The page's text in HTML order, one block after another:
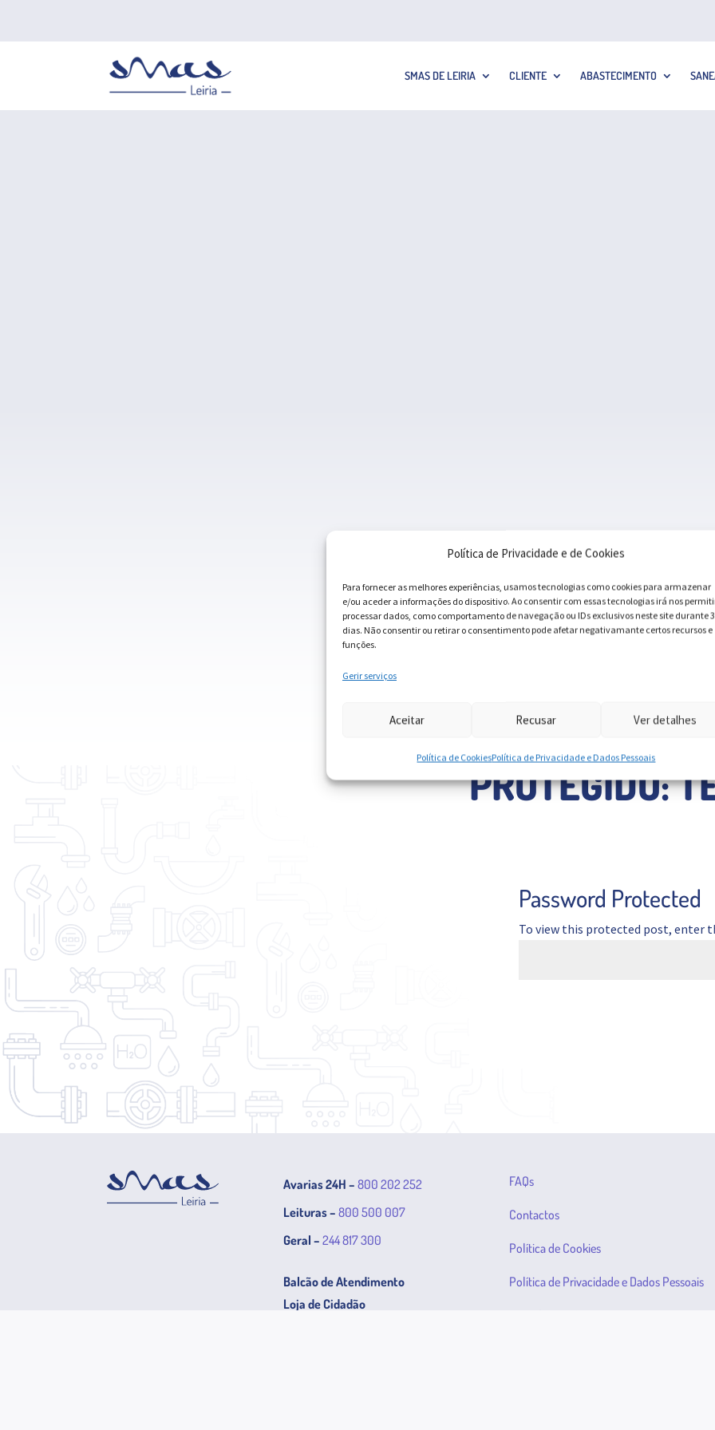
Política de Privacidade e de Cookies
Para fornecer as melhores experiências, usamos tecnologias como cookies para armazenar
e/ou aceder a informações do dispositivo. Ao consentir com essas tecnologias irá nos
processar dados, como comportamento de navegação ou IDs exclusivos neste site durante
dias. Não consentir ou retirar o consentimento pode afetar negativamante certos recursos e
funções.
Gerir serviços
Aceitar Recusar Ver detalhes
Política de CookiesPolítica de Privacidade e Dados Pessoais
SMAS DE LEIRIA CLIENTE ABASTECIMENTO
PROTEGIDO:
Password Protected
To view this protected post, enter
Avarias 24H – 800 202 252
Leituras – 800 500 007
Geral – 244 817 300
Balcão de Atendimento
Loja de Cidadão
FAQs
Contactos
Política de Cookies
Política de Privacidade e Dados Pessoais